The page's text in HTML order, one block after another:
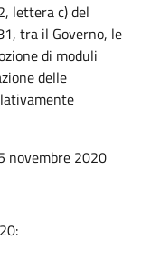
lettera c) del
tra il Governo, le
di moduli
delle
2020